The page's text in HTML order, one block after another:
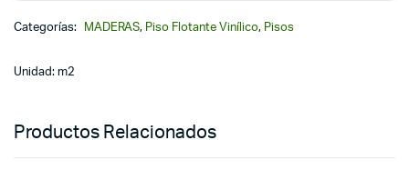
Categorías: MADERAS, Piso Flotante Vinílico, Pisos
Unidad: m2
Productos Relacionados